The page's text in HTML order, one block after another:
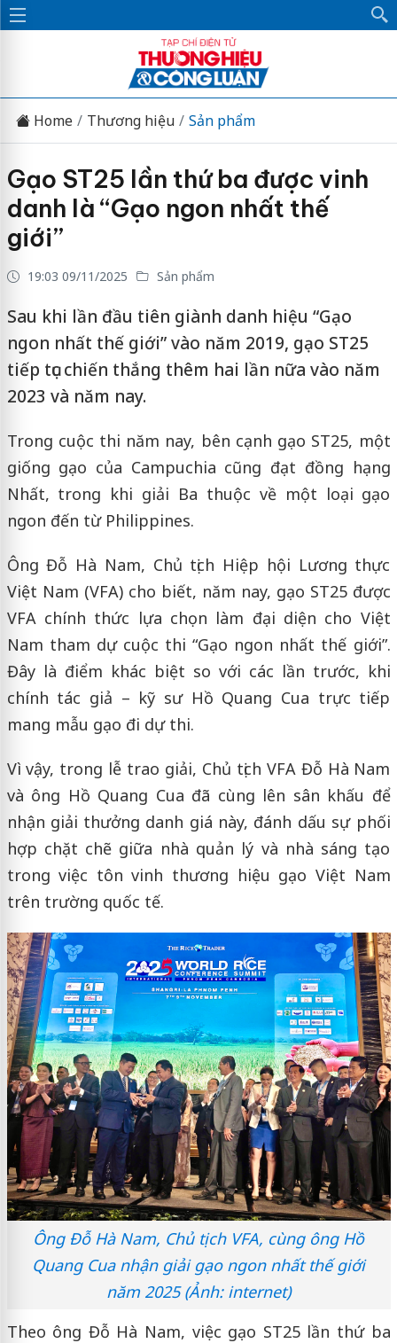
Home Thương hiệu Sản phẩm
Gạo ST25 lần thứ ba được vinh
danh là “Gạo ngon nhất thế
giới”
19:03 09/11/2025 Sản phẩm
Sau khi lần đầu tiên giành danh hiệu “Gạo
ngon nhất thế giới” vào năm 2019, gạo ST25
tiếp tục chiến thắng thêm hai lần nữa vào năm
2023 và năm nay.
Trong cuộc thi năm nay, bên cạnh gạo ST25, một
giống gạo của Campuchia cũng đạt đồng hạng
Nhất, trong khi giải Ba thuộc về một loại gạo
ngon đến từ Philippines.
Ông Đỗ Hà Nam, Chủ tịch Hiệp hội Lương thực
Việt Nam (VFA) cho biết, năm nay, gạo ST25 được
VFA chính thức lựa chọn làm đại diện cho Việt
Nam tham dự cuộc thi “Gạo ngon nhất thế giới”.
Đây là điểm khác biệt so với các lần trước, khi
chính tác giả – kỹ sư Hồ Quang Cua trực tiếp
mang mẫu gạo đi dự thi.
Vì vậy, trong lễ trao giải, Chủ tịch VFA Đỗ Hà Nam
và ông Hồ Quang Cua đã cùng lên sân khấu để
nhận giải thưởng danh giá này, đánh dấu sự phối
hợp chặt chẽ giữa nhà quản lý và nhà sáng tạo
trong việc tôn vinh thương hiệu gạo Việt Nam
trên trường quốc tế.
Ông Đỗ Hà Nam, Chủ tịch VFA, cùng ông Hồ
Quang Cua nhận giải gạo ngon nhất thế giới
năm 2025 (Ảnh: internet)
Theo ông Đỗ Hà Nam, việc gạo ST25 lần thứ ba